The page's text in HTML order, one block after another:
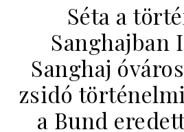
Séta a
Sanghajban
Sanghaj
zsidó
a Bund